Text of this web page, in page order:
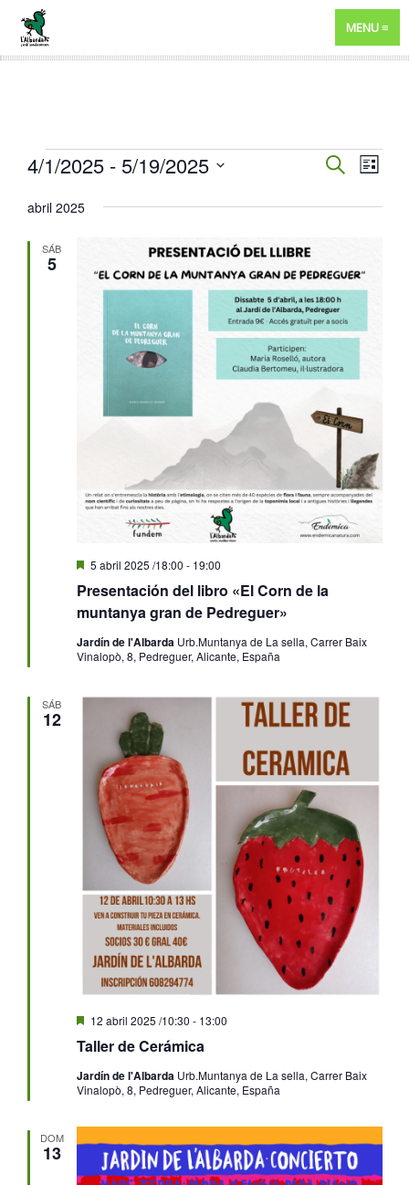
MENU
EVENTOS
VISTAS
DE
BUSCARLISTA
4/1/2025 - 5/19/2025
la
abril 2025
SÁB
5
Presentación del libro «El Corn de la
muntanya gran de Pedreguer»
Destacado
5 abril 2025 /18:00 - 19:00
Jardín de l'Albarda Urb.Muntanya de La sella, Carrer Baix
Vinalopò, 8, Pedreguer, Alicante, España
SÁB
12
Taller de Cerámica
Destacado
12 abril 2025 /10:30 - 13:00
Jardín de l'Albarda Urb.Muntanya de La sella, Carrer Baix
Vinalopò, 8, Pedreguer, Alicante, España
DOM
13